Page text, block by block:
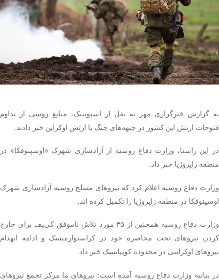
تک کده
پایگاه خبری آبان
خرید موتور ایمپلنت
به گزارش خبرگزاری مهر به نقل از اسپوتنیک، منابع روسی از تداوم
فتوحات ارتش این کشور در جبهه‌های جنگ با ارتش اوکراین خبر دادند.
در این راستا، وزارت دفاع روسیه از آزادسازی شهرک «اوسپنوفکا» در
منطقه زاپروژیا خبر داد.
وزارت دفاع روسیه اعلام کرد که نیروهای مسلح روسیه آزادسازی شهرک
اوسپنوفکا در منطقه زاپروژیا را تکمیل کرده اند.
وزارت دفاع روسیه همچنین از ۴۵ مورد تلاش ناموفق کی‌یف برای خارج
کردن نیروهای تحت محاصره خود در کراسنوارمیسک و ادامه انهدام
نیروهای اوکراینی در محدوده کوپیانسک خبر داد.
در بیانیه وزارت دفاع روسیه آمده است: نیروهای ما مرکز تجمع نیروهای